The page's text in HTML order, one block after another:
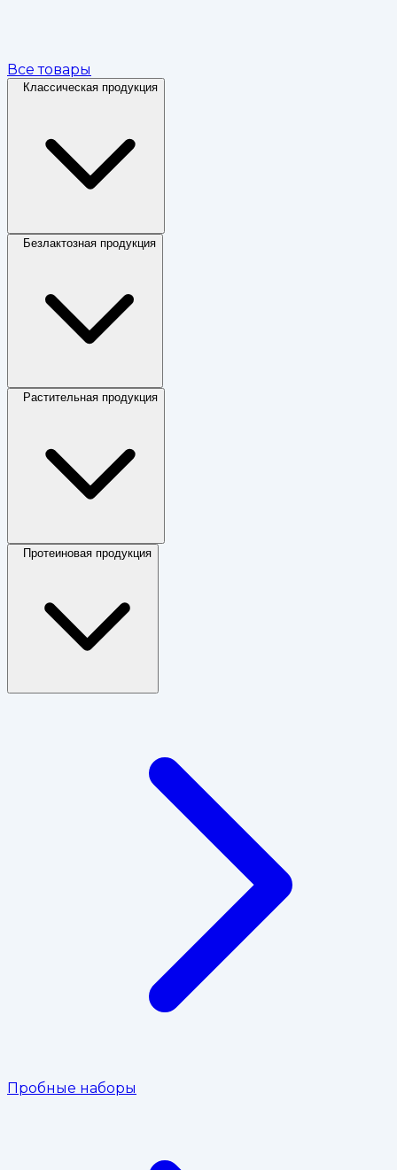
Все товары
Классическая продукция
Безлактозная продукция
Растительная продукция
Протеиновая продукция
Пробные наборы